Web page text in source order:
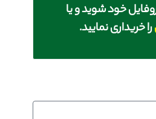
خود شوید و یا
را خریداری نمایید.